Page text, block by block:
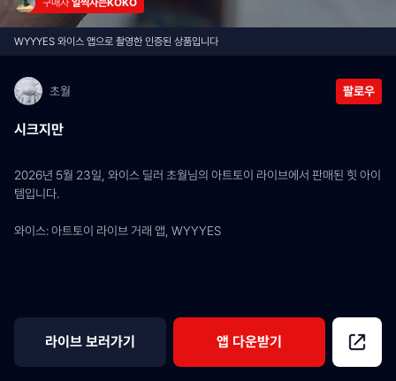
구매자 일찍자는KOKO
WYYYES 와이스 앱으로 촬영한 인증된 상품입니다
초월 팔로우
시크지만
2026년 5월 23일, 와이스 딜러 초월님의 아트토이 라이브에서 판매된 힛 아이
템입니다.
와이스: 아트토이 라이브 거래 앱, WYYYES
라이브 보러가기 앱 다운받기